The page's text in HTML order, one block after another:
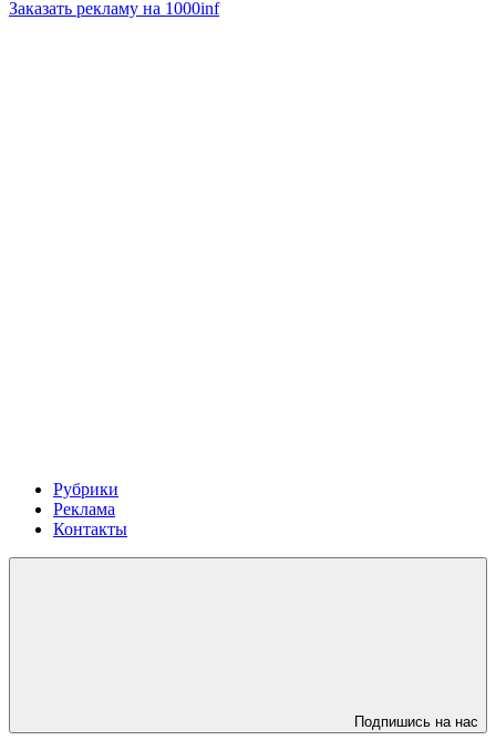
Заказать рекламу на 1000inf
Рубрики
Реклама
Контакты
Подпишись на нас